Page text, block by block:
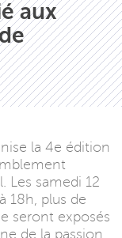
aux
la 4e édition
Les samedi 12
18h, plus de
seront exposés
de la passion